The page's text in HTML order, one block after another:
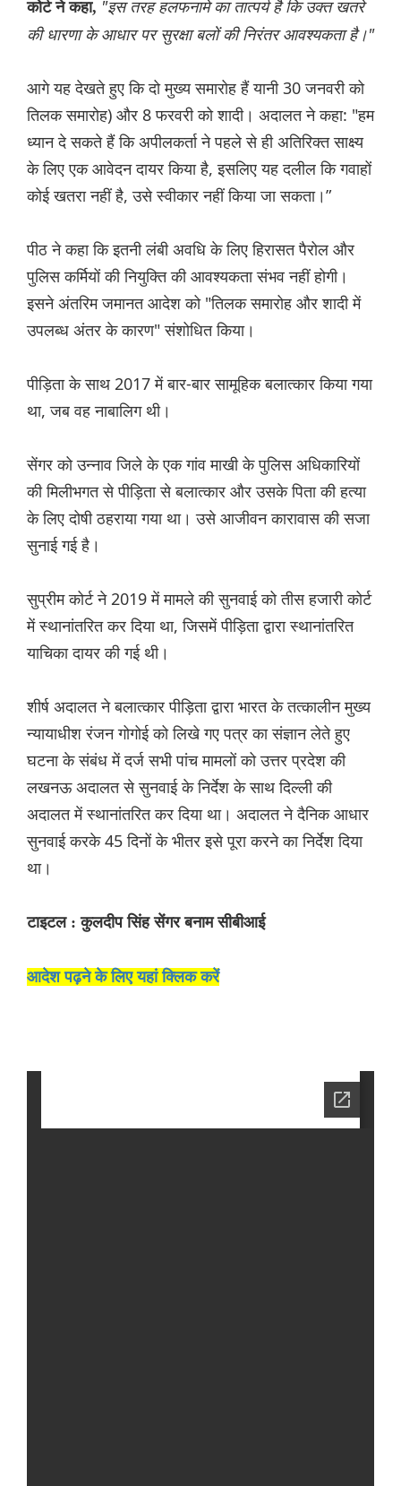
कोर्ट ने कहा, "इस तरह हलफनामे का तात्पर्य है कि उक्त खतरे
की धारणा के आधार पर सुरक्षा बलों की निरंतर आवश्यकता है।"
आगे यह देखते हुए कि दो मुख्य समारोह हैं यानी 30 जनवरी को
तिलक समारोह) और 8 फरवरी को शादी। अदालत ने कहा: "हम
ध्यान दे सकते हैं कि अपीलकर्ता ने पहले से ही अतिरिक्त साक्ष्य
के लिए एक आवेदन दायर किया है, इसलिए यह दलील कि गवाहों
कोई खतरा नहीं है, उसे स्वीकार नहीं किया जा सकता।”
पीठ ने कहा कि इतनी लंबी अवधि के लिए हिरासत पैरोल और
पुलिस कर्मियों की नियुक्ति की आवश्यकता संभव नहीं होगी।
इसने अंतरिम जमानत आदेश को "तिलक समारोह और शादी में
उपलब्ध अंतर के कारण" संशोधित किया।
पीड़िता के साथ 2017 में बार-बार सामूहिक बलात्कार किया गया
था, जब वह नाबालिग थी।
सेंगर को उन्नाव जिले के एक गांव माखी के पुलिस अधिकारियों
की मिलीभगत से पीड़िता से बलात्कार और उसके पिता की हत्या
के लिए दोषी ठहराया गया था। उसे आजीवन कारावास की सजा
सुनाई गई है।
सुप्रीम कोर्ट ने 2019 में मामले की सुनवाई को तीस हजारी कोर्ट
में स्थानांतरित कर दिया था, जिसमें पीड़िता द्वारा स्थानांतरित
याचिका दायर की गई थी।
शीर्ष अदालत ने बलात्कार पीड़िता द्वारा भारत के तत्कालीन मुख्य
न्यायाधीश रंजन गोगोई को लिखे गए पत्र का संज्ञान लेते हुए
घटना के संबंध में दर्ज सभी पांच मामलों को उत्तर प्रदेश की
लखनऊ अदालत से सुनवाई के निर्देश के साथ दिल्ली की
अदालत में स्थानांतरित कर दिया था। अदालत ने दैनिक आधार
सुनवाई करके 45 दिनों के भीतर इसे पूरा करने का निर्देश दिया
था।
टाइटल : कुलदीप सिंह सेंगर बनाम सीबीआई
आदेश पढ़ने के लिए यहां क्लिक करें